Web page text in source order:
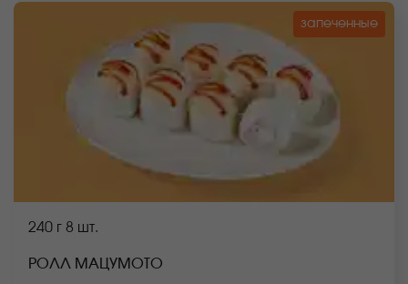
запеченные
240 г 8 шт.
РОЛЛ МАЦУМОТО